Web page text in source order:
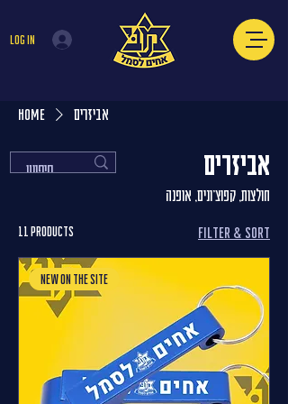
Log In
Home אביזרים
אביזרים
חולצות, קפוצ'ונים, אופנה
11 products Filter & Sort
new on the site